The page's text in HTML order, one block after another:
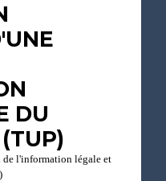
DU
l'information légale et